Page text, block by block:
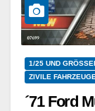
1/25 UND
ZIVILE FAHRZEUGE
´71 Ford